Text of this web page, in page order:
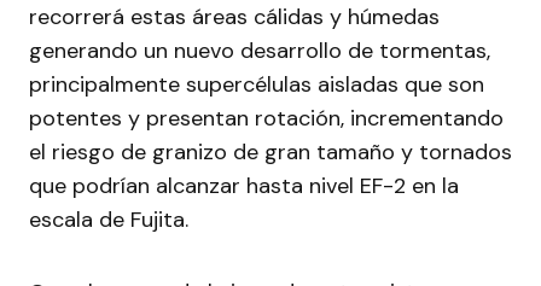
recorrerá estas áreas cálidas y húmedas
generando un nuevo desarrollo de tormentas,
principalmente supercélulas aisladas que son
potentes y presentan rotación, incrementando
el riesgo de granizo de gran tamaño y tornados
que podrían alcanzar hasta nivel EF-2 en la
escala de Fujita.